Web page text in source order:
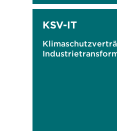
KSV-IT